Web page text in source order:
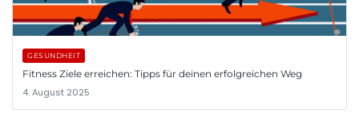
GESUNDHEIT
Fitness Ziele erreichen: Tipps für deinen erfolgreichen Weg
4. August 2025